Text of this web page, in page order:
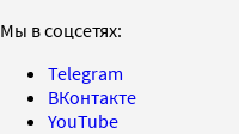
Мы в соцсетях:
Telegram
ВКонтакте
YouTube